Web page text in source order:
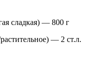
сладкая) — 800 г
— 2 ст.л.